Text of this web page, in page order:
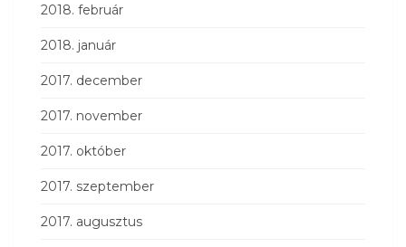
2018. február
2018. január
2017. december
2017. november
2017. október
2017. szeptember
2017. augusztus